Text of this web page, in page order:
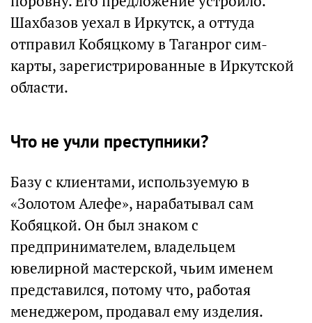
Шахбазов уехал в Иркутск, а оттуда
отправил Кобяцкому в Таганрог сим-
карты, зарегистрированные в Иркутской
области.
Что не учли преступники?
Базу с клиентами, используемую в
«Золотом Алефе», нарабатывал сам
Кобяцкой. Он был знаком с
предпринимателем, владельцем
ювелирной мастерской, чьим именем
представился, потому что, работая
менеджером, продавал ему изделия.